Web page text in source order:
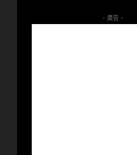
- 廣告 -